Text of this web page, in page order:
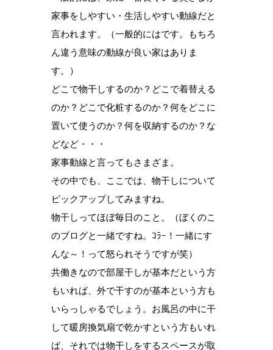
家事をしやすい・生活しやすい動線だと
言われます。（一般的にはです。もちろ
ん違う意味の動線が良い家はありま
す。）
どこで物干しするのか？どこで着替える
のか？どこで化粧するのか？何をどこに
置いて使うのか？何を収納するのか？な
どなど・・・
家事動線と言ってもさまざま。
その中でも、ここでは、物干しについて
ピックアップしてみますね。
物干しってほぼ毎日のこと。（ぼくのこ
のブログと一緒ですね。ｺﾗｰ！一緒にす
んな～！って怒られそうですが笑）
共働きなので部屋干しが基本だという方
もいれば、外で干すのが基本という方も
いらっしゃるでしょう。お風呂の中に干
して暖房換気扇で乾かすという方もいれ
ば、それでは物干しをするスペースが取